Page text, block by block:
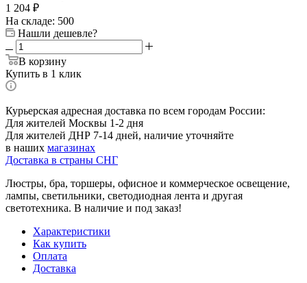
1 204 ₽
На складе: 500
Нашли дешевле?
В корзину
Купить в 1 клик
Курьерская адресная доставка по всем городам России:
Для жителей Москвы 1-2 дня
Для жителей ДНР 7-14 дней, наличие уточняйте
в наших магазинах
Доставка в страны СНГ
Люстры, бра, торшеры, офисное и коммерческое освещение,
лампы, светильники, светодиодная лента и другая
светотехника. В наличие и под заказ!
Характеристики
Как купить
Оплата
Доставка